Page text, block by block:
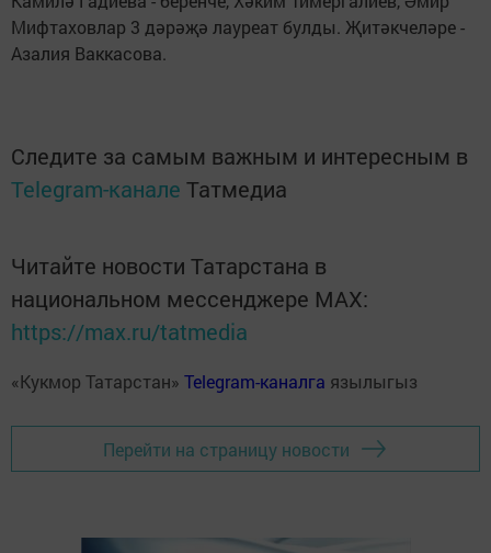
Мифтаховлар 3 дәрәҗә лауреат булды. Җитәкчеләре -
Азалия Ваккасова.
Следите за самым важным и интересным в
Telegram-канале Татмедиа
Читайте новости Татарстана в
национальном мессенджере MАХ:
https://max.ru/tatmedia
«Кукмор Татарстан» Telegram-каналга язылыгыз
Перейти на страницу новости